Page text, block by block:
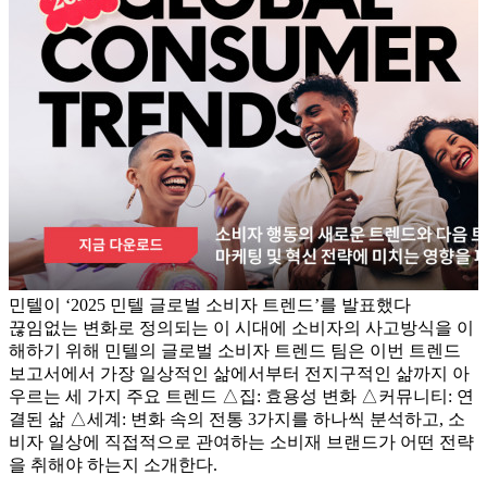
민텔이 ‘2025 민텔 글로벌 소비자 트렌드’를 발표했다
끊임없는 변화로 정의되는 이 시대에 소비자의 사고방식을 이
해하기 위해 민텔의 글로벌 소비자 트렌드 팀은 이번 트렌드
보고서에서 가장 일상적인 삶에서부터 전지구적인 삶까지 아
우르는 세 가지 주요 트렌드 △집: 효용성 변화 △커뮤니티: 연
결된 삶 △세계: 변화 속의 전통 3가지를 하나씩 분석하고, 소
비자 일상에 직접적으로 관여하는 소비재 브랜드가 어떤 전략
을 취해야 하는지 소개한다.